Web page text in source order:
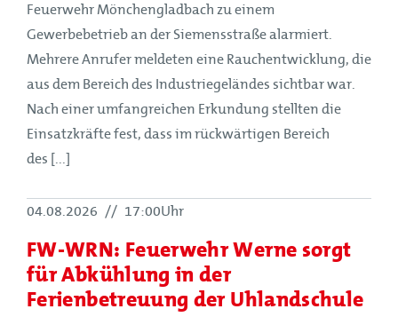
Feuerwehr Mönchengladbach zu einem
Gewerbebetrieb an der Siemensstraße alarmiert.
Mehrere Anrufer meldeten eine Rauchentwicklung, die
aus dem Bereich des Industriegeländes sichtbar war.
Nach einer umfangreichen Erkundung stellten die
Einsatzkräfte fest, dass im rückwärtigen Bereich
des [...]
04.08.2026 // 17:00Uhr
FW-WRN: Feuerwehr Werne sorgt
für Abkühlung in der
Ferienbetreuung der Uhlandschule